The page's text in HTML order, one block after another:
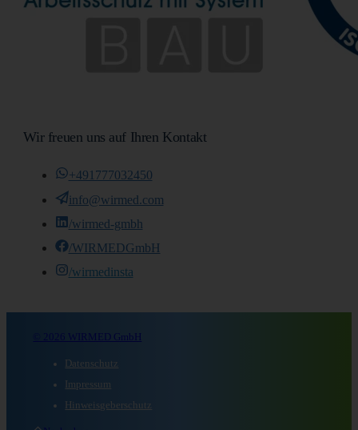
Wir freuen uns auf Ihren Kontakt
+491777032450
info@wirmed.com
/wirmed-gmbh
/WIRMEDGmbH
/wirmedinsta
© 2026 WIRMED GmbH
Datenschutz
Impressum
Hinweisgeberschutz